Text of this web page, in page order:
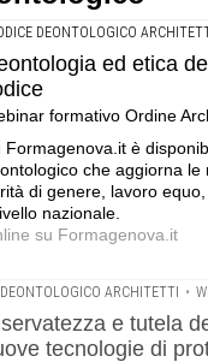
DEONTOLOGICO
ed etica
formativo Ordine
Formagenova.it è
che aggiorna
di genere, lavoro
nazionale.
su Formagenova.it
ARCHITETTI •
e tutela
tecnologie di